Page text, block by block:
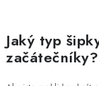
Jaký typ
začátečníky?